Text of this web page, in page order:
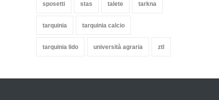
sposetti stas talete tarkna
tarquinia tarquinia calcio
tarquinia lido università agraria ztl